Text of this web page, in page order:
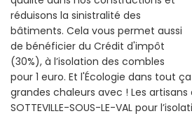
réduisons la sinistralité des
bâtiments. Cela vous permet aussi
de bénéficier du Crédit d'impôt
(30%), à l’isolation des combles
pour 1 euro. Et l'Écologie dans tout
grandes chaleurs avec ! Les artisans
SOTTEVILLE-SOUS-LE-VAL pour